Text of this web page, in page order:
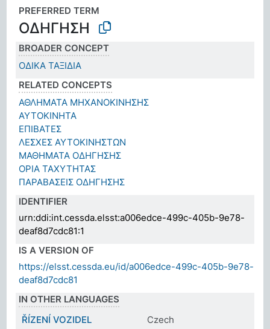
PREFERRED TERM
ΟΔΗΓΗΣΗ
BROADER CONCEPT
ΟΔΙΚΑ ΤΑΞΙΔΙΑ
RELATED CONCEPTS
ΑΘΛΗΜΑΤΑ ΜΗΧΑΝΟΚΙΝΗΣΗΣ
ΑΥΤΟΚΙΝΗΤΑ
ΕΠΙΒΑΤΕΣ
ΛΕΣΧΕΣ ΑΥΤΟΚΙΝΗΣΤΩΝ
ΜΑΘΗΜΑΤΑ ΟΔΗΓΗΣΗΣ
ΟΡΙΑ ΤΑΧΥΤΗΤΑΣ
ΠΑΡΑΒΑΣΕΙΣ ΟΔΗΓΗΣΗΣ
IDENTIFIER
urn:ddi:int.cessda.elsst:a006edce-499c-405b-9e78-
deaf8d7cdc81:1
IS A VERSION OF
https://elsst.cessda.eu/id/a006edce-499c-405b-9e78-
deaf8d7cdc81
IN OTHER LANGUAGES
ŘÍZENÍ VOZIDEL
Czech